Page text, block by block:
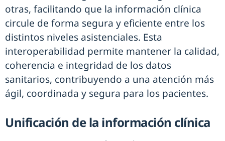
otras, facilitando que la información clínica
circule de forma segura y eficiente entre los
distintos niveles asistenciales. Esta
interoperabilidad permite mantener la calidad,
coherencia e integridad de los datos
sanitarios, contribuyendo a una atención más
ágil, coordinada y segura para los pacientes.
Unificación de la información clínica